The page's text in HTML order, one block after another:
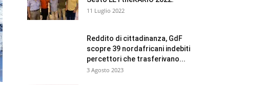
11 Luglio 2022
Reddito di cittadinanza, GdF
scopre 39 nordafricani indebiti
percettori che trasferivano...
3 Agosto 2023